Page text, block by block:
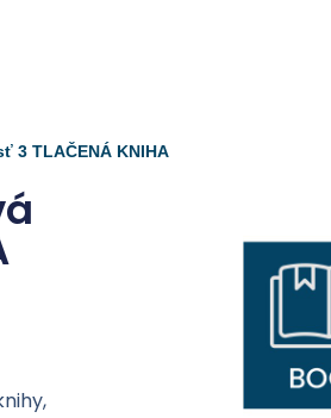
3 TLAČENÁ KNIHA